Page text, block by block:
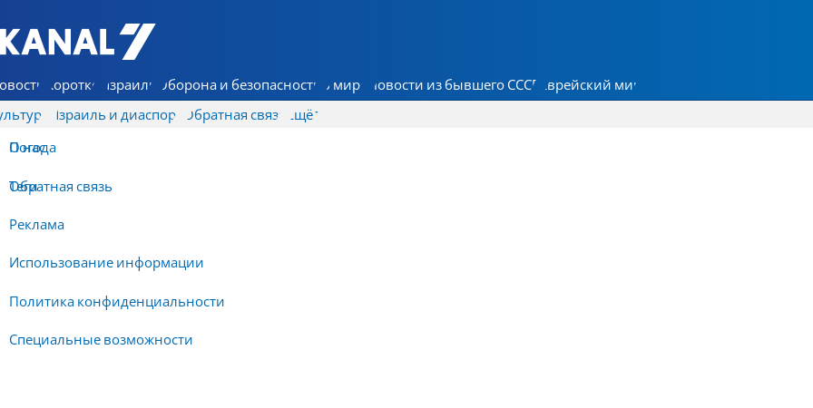
7 КАНАЛ - Аруц Шева
Коротко Израиль Оборона и безопасность В мире Новости из бывшего СССР Еврейский мир
Израиль и диаспора Обратная связь
О нас
Обратная связь
Реклама
Использование информации
Политика конфиденциальности
Специальные возможности
Ещё
Погода
Теги